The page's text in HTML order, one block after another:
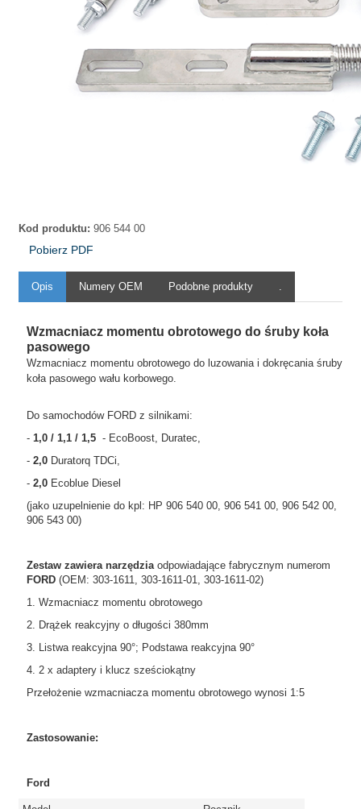
Kod produktu: 906 544 00
Pobierz PDF
Opis Numery OEM Podobne produkty .
Wzmacniacz momentu obrotowego do śruby koła
pasowego
Wzmacniacz momentu obrotowego do luzowania i dokręcania śruby
koła pasowego wału korbowego.
Do samochodów FORD z silnikami:
- 1,0 / 1,1 / 1,5 - EcoBoost, Duratec,
- 2,0 Duratorq TDCi,
- 2,0 Ecoblue Diesel
(jako uzupelnienie do kpl: HP 906 540 00, 906 541 00, 906 542 00,
906 543 00)
Zestaw zawiera narzędziaodpowiadające fabrycznym numerom
FORD (OEM: 303-1611, 303-1611-01, 303-1611-02)
1. Wzmacniacz momentu obrotowego
2. Drążek reakcyjny o długości 380mm
3. Listwa reakcyjna 90°; Podstawa reakcyjna 90°
4. 2 x adaptery i klucz sześciokątny
Przełożenie wzmacniacza momentu obrotowego wynosi 1:5
Zastosowanie:
Ford